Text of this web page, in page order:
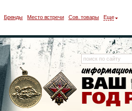
Бренды Место встречи Сов. товары Еще